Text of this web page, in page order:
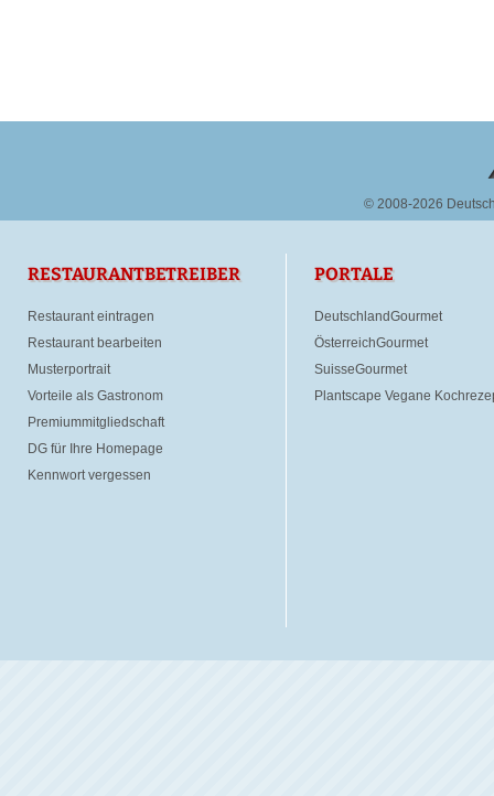
© 2008-2026
RESTAURANTBETREIBER
Restaurant eintragen
Restaurant bearbeiten
Musterportrait
Vorteile als Gastronom
Premiummitgliedschaft
DG für Ihre Homepage
Kennwort vergessen
PORTALE
DeutschlandGourmet
ÖsterreichGourmet
SuisseGourmet
Plantscape Vegane